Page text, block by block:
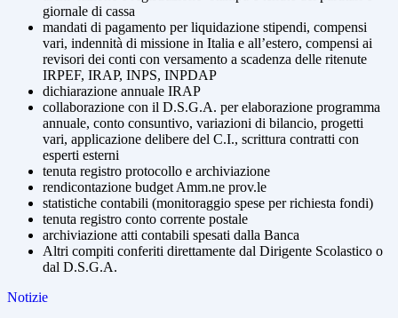
giornale di cassa
mandati di pagamento per liquidazione stipendi, compensi
vari, indennità di missione in Italia e all’estero, compensi ai
revisori dei conti con versamento a scadenza delle ritenute
IRPEF, IRAP, INPS, INPDAP
dichiarazione annuale IRAP
collaborazione con il D.S.G.A. per elaborazione programma
annuale, conto consuntivo, variazioni di bilancio, progetti
vari, applicazione delibere del C.I., scrittura contratti con
esperti esterni
tenuta registro protocollo e archiviazione
rendicontazione budget Amm.ne prov.le
statistiche contabili (monitoraggio spese per richiesta fondi)
tenuta registro conto corrente postale
archiviazione atti contabili spesati dalla Banca
Altri compiti conferiti direttamente dal Dirigente Scolastico o
dal D.S.G.A.
Notizie